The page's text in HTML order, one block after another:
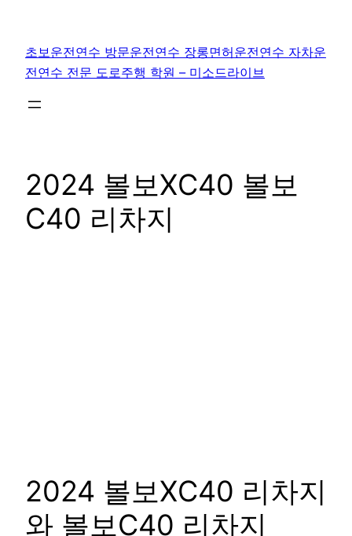
초보운전연수 방문운전연수 장롱면허운전연수 자차운
전연수 전문 도로주행 학원 – 미소드라이브
2024 볼보XC40 볼보
C40 리차지
2024 볼보XC40 리차지
와 볼보C40 리차지